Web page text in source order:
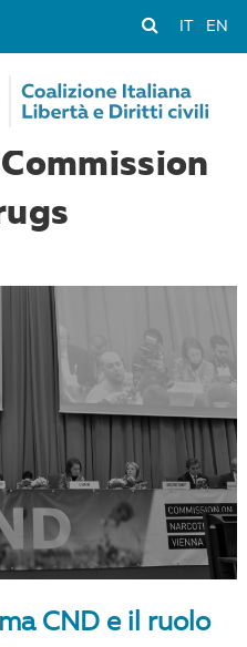
EN
CND e il ruolo